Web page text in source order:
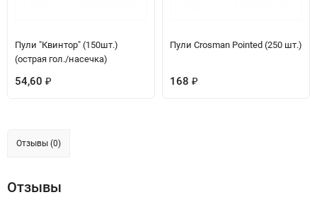
Пули "Квинтор" (150шт.)
(острая гол./насечка)
54,60 ₽
Пули Crosman Pointed (250 шт.)
168 ₽
Отзывы (0)
Отзывы